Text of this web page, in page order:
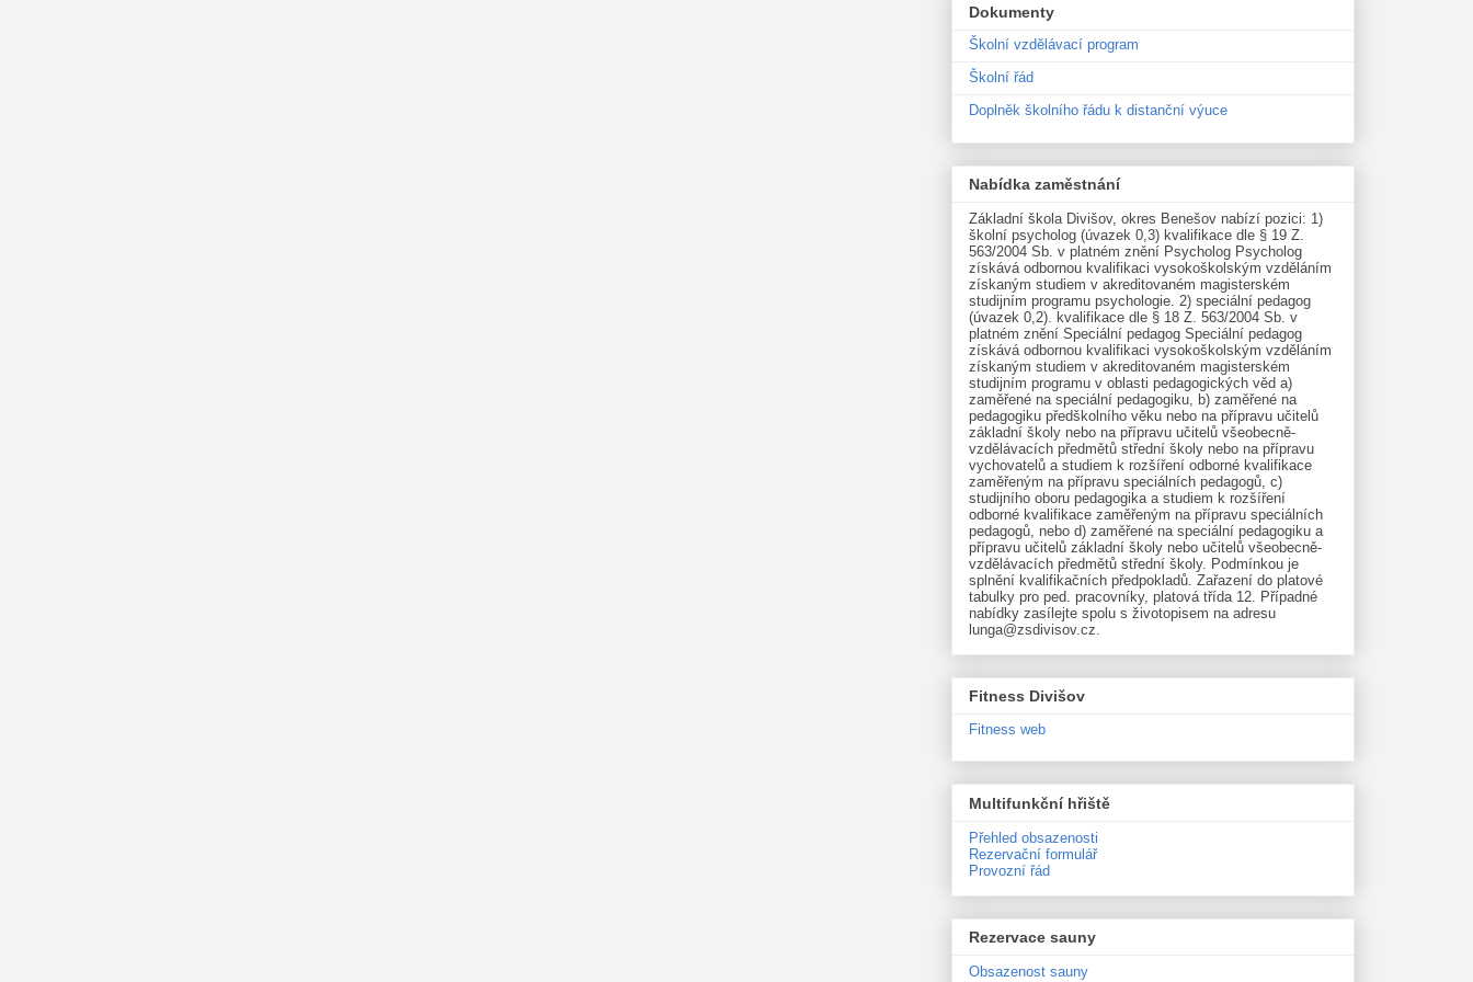
Dokumenty
Školní vzdělávací program
Školní řád
Doplněk školního řádu k distanční výuce
Nabídka zaměstnání
Základní škola Divišov, okres Benešov nabízí pozici: 1)
školní psycholog (úvazek 0,3) kvalifikace dle § 19 Z.
563/2004 Sb. v platném znění Psycholog Psycholog
získává odbornou kvalifikaci vysokoškolským vzděláním
získaným studiem v akreditovaném magisterském
studijním programu psychologie. 2) speciální pedagog
(úvazek 0,2). kvalifikace dle § 18 Z. 563/2004 Sb. v
platném znění Speciální pedagog Speciální pedagog
získává odbornou kvalifikaci vysokoškolským vzděláním
získaným studiem v akreditovaném magisterském
studijním programu v oblasti pedagogických věd a)
zaměřené na speciální pedagogiku, b) zaměřené na
pedagogiku předškolního věku nebo na přípravu učitelů
základní školy nebo na přípravu učitelů všeobecně-
vzdělávacích předmětů střední školy nebo na přípravu
vychovatelů a studiem k rozšíření odborné kvalifikace
zaměřeným na přípravu speciálních pedagogů, c)
studijního oboru pedagogika a studiem k rozšíření
odborné kvalifikace zaměřeným na přípravu speciálních
pedagogů, nebo d) zaměřené na speciální pedagogiku a
přípravu učitelů základní školy nebo učitelů všeobecně-
vzdělávacích předmětů střední školy. Podmínkou je
splnění kvalifikačních předpokladů. Zařazení do platové
tabulky pro ped. pracovníky, platová třída 12. Případné
nabídky zasílejte spolu s životopisem na adresu
lunga@zsdivisov.cz.
Fitness Divišov
Fitness web
Multifunkční hřiště
Přehled obsazenosti
Rezervační formulář
Provozní řád
Rezervace sauny
Obsazenost sauny